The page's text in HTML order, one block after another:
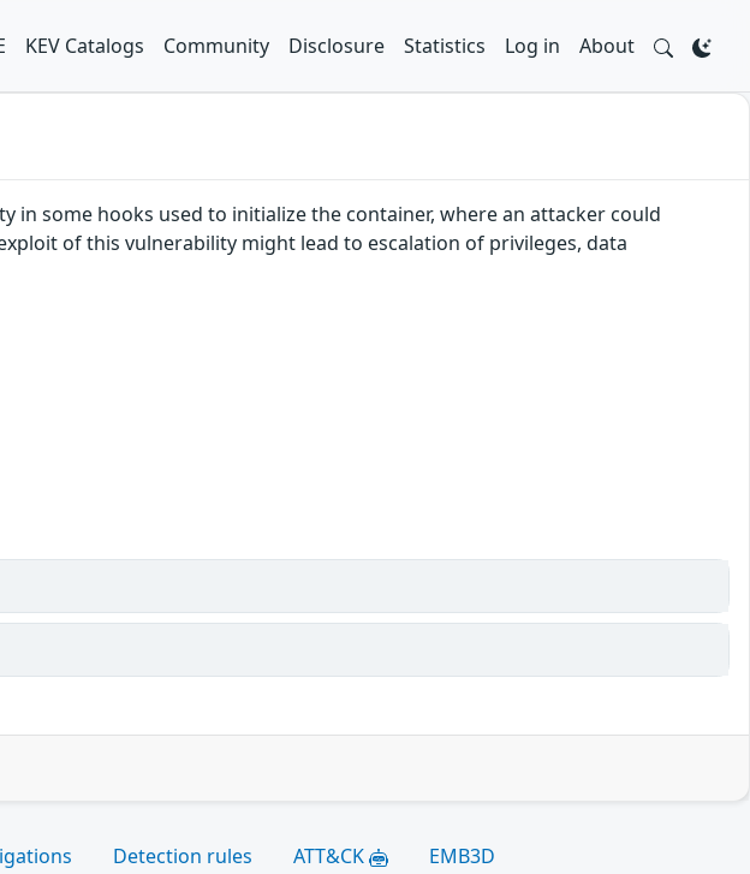
KEV Catalogs Community Disclosure Statistics Log in About
in some hooks used to initialize the container, where an attacker could
of this vulnerability might lead to escalation of privileges, data
Detection rules ATT&CK EMB3D